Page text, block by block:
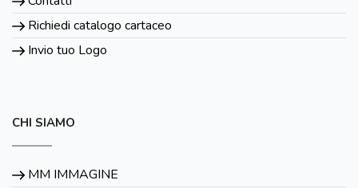
Richiedi catalogo cartaceo
Invio tuo Logo
CHI SIAMO
MM IMMAGINE